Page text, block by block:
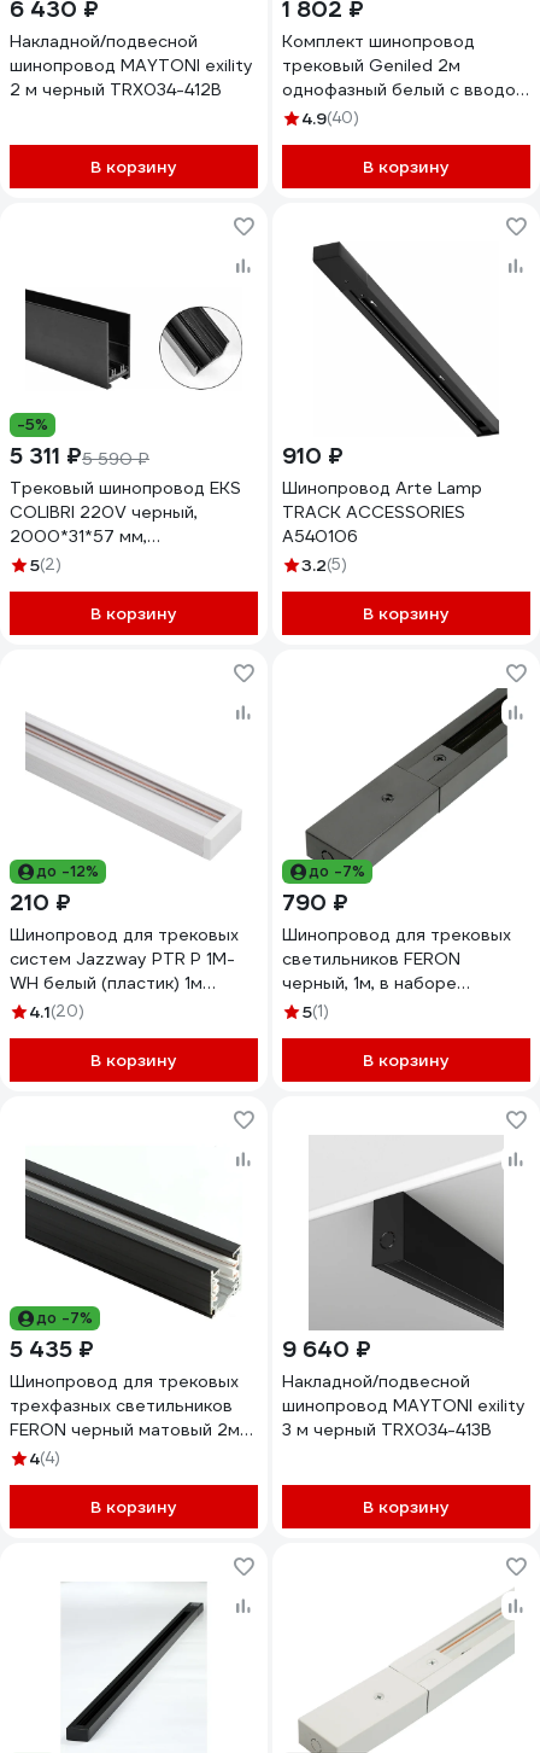
6 430 ₽
Накладной/подвесной
шинопровод MAYTONI exility
2 м черный TRX034-412B
В корзину
1 802 ₽
Комплект шинопровод
трековый Geniled 2м
однофазный белый с вводом
питания и заглушкой
4.9(40)
В корзину
-5%
5 311 ₽5 590 ₽
Трековый шинопровод EKS
COLIBRI 220V черный,
2000*31*57 мм,
0У-00001341
5(2)
В корзину
910 ₽
Шинопровод Arte Lamp
TRACK ACCESSORIES
A540106
3.2(5)
В корзину
до -12%
210 ₽
Шинопровод для трековых
систем Jazzway PTR P 1M-
WH белый (пластик) 1м
5051973
4.1(20)
В корзину
до -7%
790 ₽
Шинопровод для трековых
светильников FERON
черный, 1м, в наборе
токоввод, заглушка,
5(1)
В корзину
до -7%
5 435 ₽
Шинопровод для трековых
трехфазных светильников
FERON черный матовый 2м
Ш2000-2М 41115
4(4)
В корзину
9 640 ₽
Накладной/подвесной
шинопровод MAYTONI exility
3 м черный TRX034-413B
В корзину